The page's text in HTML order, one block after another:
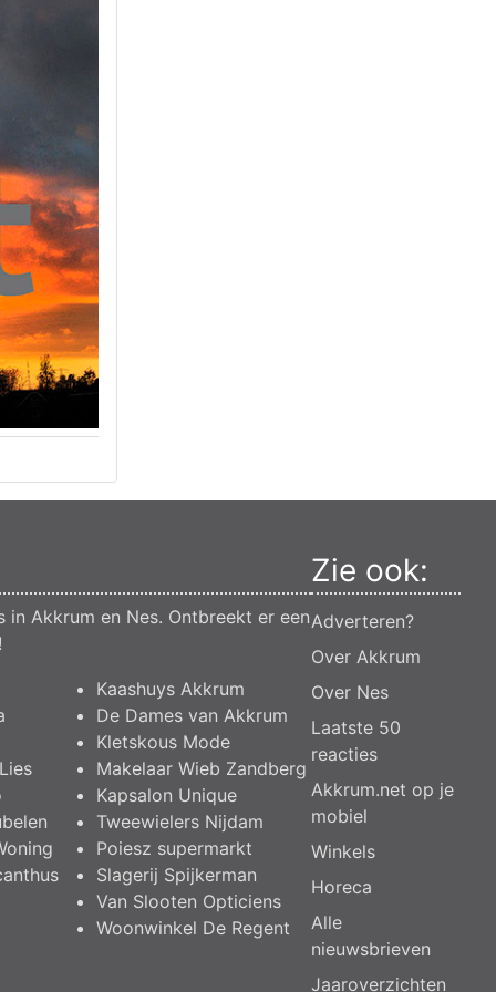
in Akkrum en Nes. Ontbreekt er een
Kaashuys Akkrum
De Dames van Akkrum
Kletskous Mode
Makelaar Wieb Zandberg
Kapsalon Unique
Tweewielers Nijdam
Poiesz supermarkt
Slagerij Spijkerman
Van Slooten Opticiens
Woonwinkel De Regent
Zie ook:
Adverteren?
Over Akkrum
Over Nes
Laatste 50
reacties
Akkrum.net op je
mobiel
Winkels
Horeca
Alle
nieuwsbrieven
Jaaroverzichten